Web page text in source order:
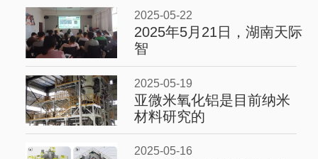
2025-05-22
2025年5月21日，湖南天际
智
2025-05-19
亚微米氧化铝是目前纳米
材料研究的
2025-05-16